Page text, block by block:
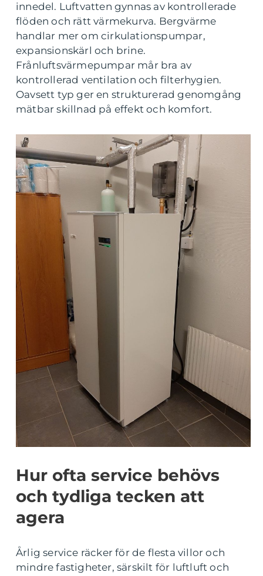
innedel. Luftvatten gynnas av kontrollerade
flöden och rätt värmekurva. Bergvärme
handlar mer om cirkulationspumpar,
expansionskärl och brine.
Frånluftsvärmepumpar mår bra av
kontrollerad ventilation och filterhygien.
Oavsett typ ger en strukturerad genomgång
mätbar skillnad på effekt och komfort.
Hur ofta service behövs
och tydliga tecken att
agera
Årlig service räcker för de flesta villor och
mindre fastigheter, särskilt för luftluft och